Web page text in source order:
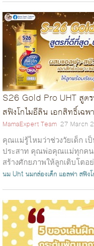
S26 Gold Pro UHT สูต
สฟิงโกไมอีลิน เอกสิทธิ์เฉ
MamaExpert Team 27 March
คุณแม่รู้ไหมว่าช่วงวัยเด็ก เ
ประสาท คุณพ่อคุณแม่ทุกคน
สร้างศักยภาพให้ลูกเติบโต
สารอาหารที่ดี...
นม Uhtนมกล่องเด็ก แอลฟา สฟิง